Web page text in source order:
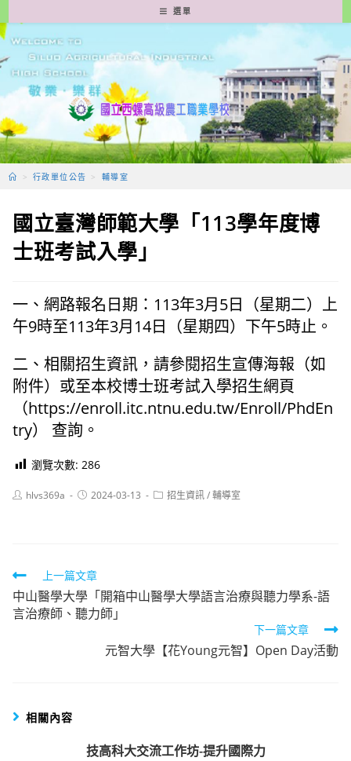
轉
至
要
容
選單
> 行政單位公告 > 輔導室
國立臺灣師範大學「113學年度博
士班考試入學」
一、網路報名日期：113年3月5日（星期二）上
午9時至113年3月14日（星期四）下午5時止。
二、相關招生資訊，請參閱招生宣傳海報（如
附件）或至本校博士班考試入學招生網頁
（https://enroll.itc.ntnu.edu.tw/Enroll/PhdEn
try） 查詢。
瀏覽次數: 286
Posthlvs369a
Post2024-03-13
Post招生資訊/輔導室
Read
more
articles
上一篇文章
中山醫學大學「開箱中山醫學大學語言治療與聽力學系-語
言治療師、聽力師」
下一篇文章
元智大學【花Young元智】Open Day活動
相關內容
技高科大交流工作坊-提升國際力